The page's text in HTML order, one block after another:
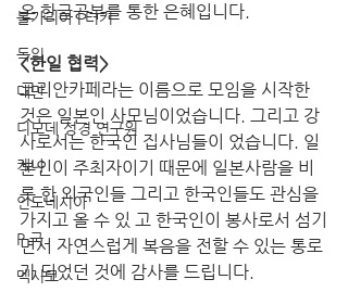
불가리아 | 터키
독일
대만
디모데 성경 연구원
케냐
인도네시아
P 국
멕시코
온 한글공부를 통한 은혜입니다.
<한일 협력>
코리안카페라는 이름으로 모임을 시작한
것은 일본인 사모님이었습니다. 그리고 강
사로서는 한국인 집사님들이 었습니다. 일
본인이 주최자이기 때문에 일본사람을 비
롯 한 외국인들 그리고 한국인들도 관심을
가지고 올 수 있 고 한국인이 봉사로서 섬기
면서 자연스럽게 복음을 전할 수 있는 통로
가 되었던 것에 감사를 드립니다.